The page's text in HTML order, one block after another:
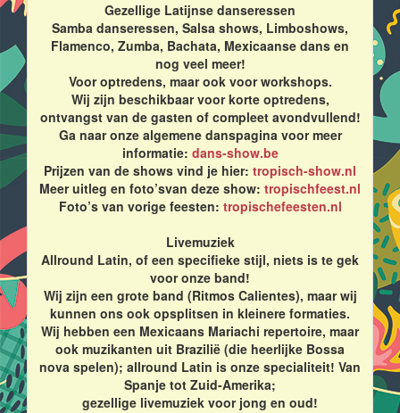
Gezellige Latijnse danseressen
Samba danseressen, Salsa shows, Limboshows,
Flamenco, Zumba, Bachata, Mexicaanse dans en
nog veel meer!
Voor optredens, maar ook voor workshops.
Wij zijn beschikbaar voor korte optredens,
ontvangst van de gasten of compleet avondvullend!
Ga naar onze algemene danspagina voor meer
informatie: dans-show.be
Prijzen van de shows vind je hier: tropisch-show.nl
Meer uitleg en foto’svan deze show: tropischfeest.nl
Foto’s van vorige feesten: tropischefeesten.nl
Livemuziek
Allround Latin, of een specifieke stijl, niets is te gek
voor onze band!
Wij zijn een grote band (Ritmos Calientes), maar wij
kunnen ons ook opsplitsen in kleinere formaties.
Wij hebben een Mexicaans Mariachi repertoire, maar
ook muzikanten uit Brazilië (die heerlijke Bossa
nova spelen); allround Latin is onze specialiteit! Van
Spanje tot Zuid-Amerika;
gezellige livemuziek voor jong en oud!